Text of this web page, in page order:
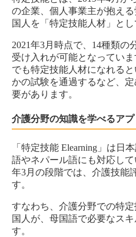
の企業、個人事業主が抱え
国人を「特定技能人材」と
2021年3月時点で、14種類
受け入れが可能となってい
でも特定技能人材になれる
かの試験を通過するなど、
要があります。
介護分野の知識を学べるアプ
「特定技能 Elearning」は日
語やネパール語にも対応し
年3月の段階では、介護技能
す。
すなわち、介護分野での特
国人が、母国語で必要なス
す。